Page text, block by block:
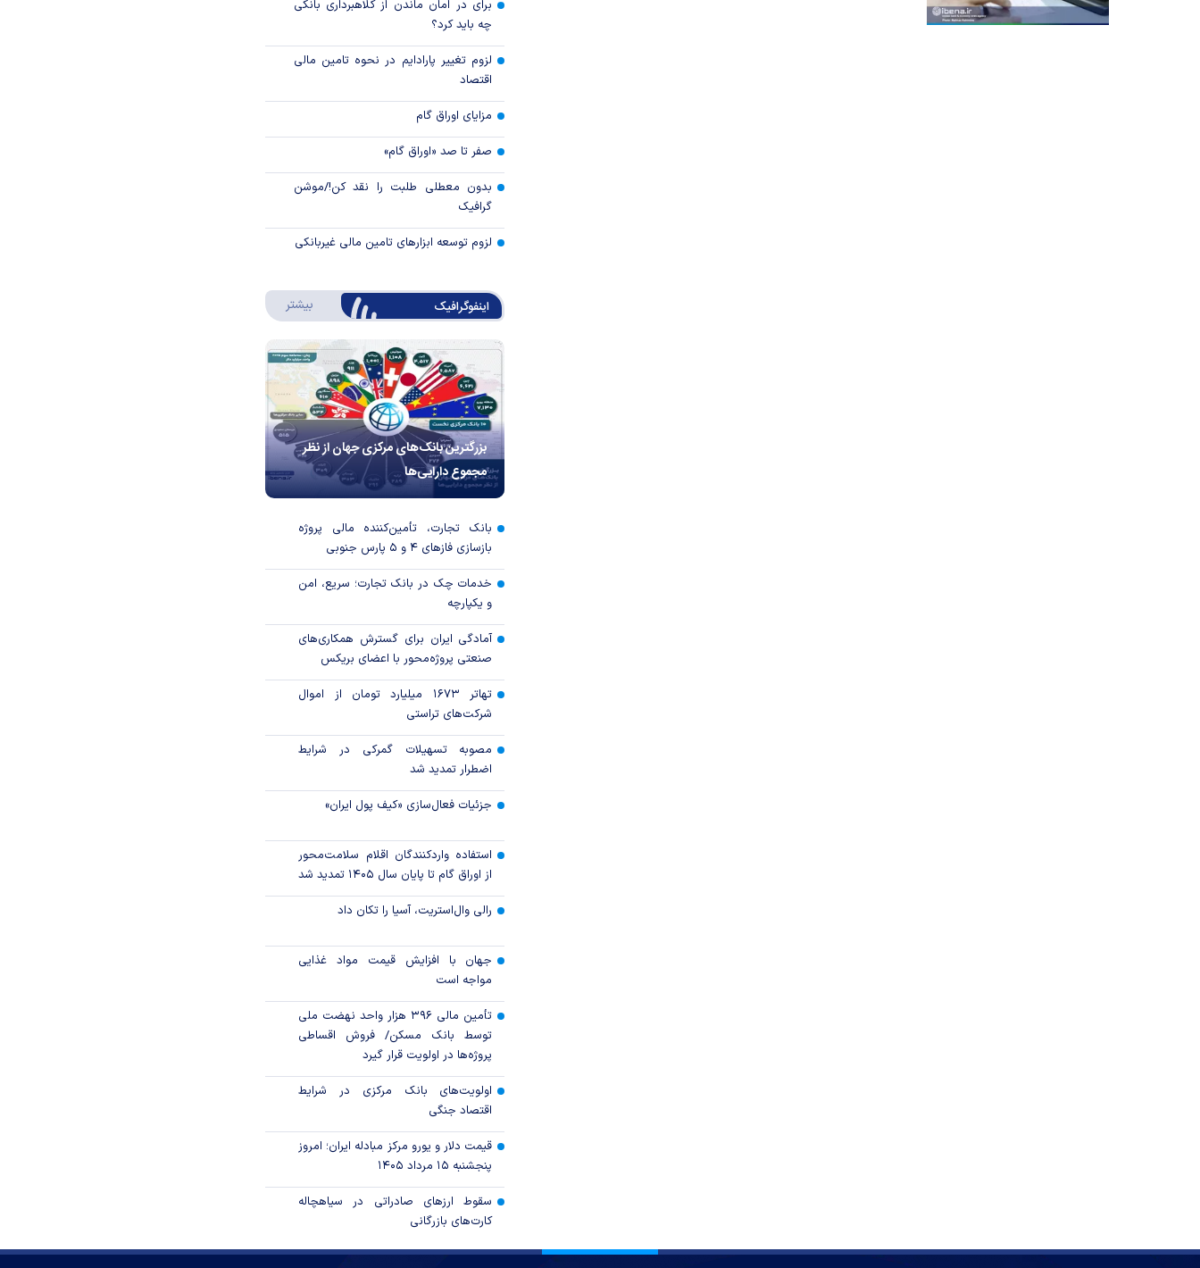
برای در امان ماندن از کلاهبرداری بانکی
چه باید کرد؟
لزوم تغییر پارادایم در نحوه تامین مالی
اقتصاد
مزایای اوراق گام
صفر تا صد «اوراق گام»
بدون معطلی طلبت را نقد کن!/موشن
گرافیک
لزوم توسعه ابزارهای تامین مالی غیربانکی
اینفوگرافیک بیشتر درباره اینفوگرافیک
بزرگترین بانک‌های مرکزی جهان از نظر
مجموع دارایی‌ها
بانک تجارت، تأمین‌کننده مالی پروژه
بازسازی فاز‌های ۴ و ۵ پارس جنوبی
خدمات چک در بانک تجارت؛ سریع، امن
و یکپارچه
آمادگی ایران برای گسترش همکاری‌های
صنعتی پروژه‌محور با اعضای بریکس
تهاتر ۱۶۷۳ میلیارد تومان از اموال
شرکت‌های تراستی
مصوبه تسهیلات گمرکی در شرایط
اضطرار تمدید شد
جزئیات فعال‌سازی «کیف پول ایران»
استفاده واردکنندگان اقلام سلامت‌محور
از اوراق گام تا پایان سال ۱۴۰۵ تمدید شد
رالی وال‌استریت، آسیا را تکان داد
جهان با افزایش قیمت مواد غذایی
مواجه است
تأمین مالی ۳۹۶ هزار واحد نهضت ملی
توسط بانک مسکن/ فروش اقساطی
پروژه‌ها در اولویت قرار گیرد
اولویت‌های بانک مرکزی در شرایط
اقتصاد جنگی
قیمت دلار و یورو مرکز مبادله ایران؛ امروز
پنجشنبه ۱۵ مرداد ۱۴۰۵
سقوط ارزهای صادراتی در سیاهچاله
کارت‌های بازرگانی